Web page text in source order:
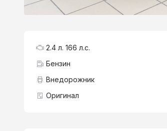
2.4 л. 166 л.с.
Бензин
Внедорожник
Оригинал